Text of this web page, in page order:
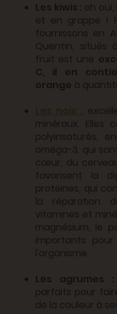
Les kiwis : eh oui,
et en grappe !
fournissons en
Quentin, situés
fruit est une
C, il en
orange à
Les noix :
minéraux. Elles
polyinsaturés,
oméga-3, qui
cœur, du
favorisent la
protéines, qui
la réparation
vitamines et
magnésium, le
importants
l'organisme.
Les agrumes :
parfaits pour
de la couleur à